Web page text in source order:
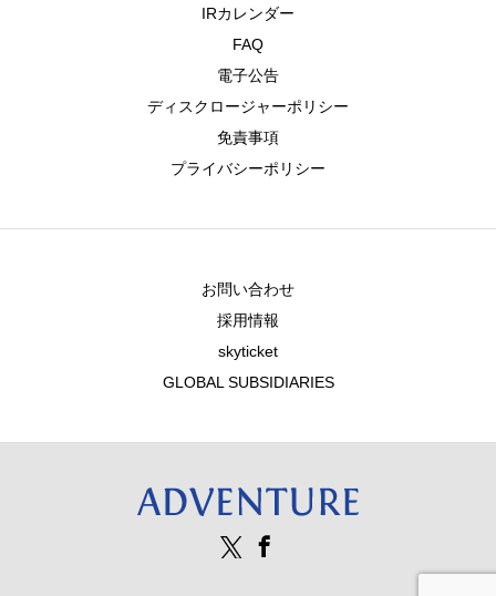
IRカレンダー
FAQ
電子公告
ディスクロージャーポリシー
免責事項
プライバシーポリシー
お問い合わせ
採用情報
skyticket
GLOBAL SUBSIDIARIES